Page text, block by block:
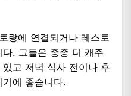
랑에 연결되거나 레스토
. 그들은 종종 더 캐주
고 저녁 식사 전이나 후
에 좋습니다.